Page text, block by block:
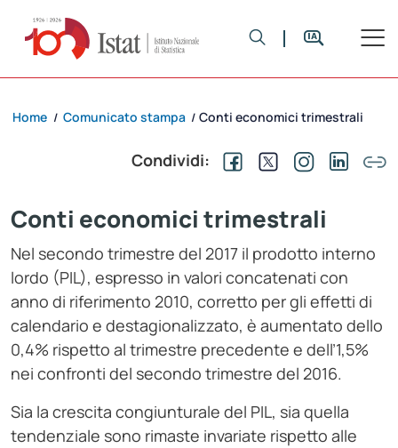
Home / Comunicato stampa / Conti economici trimestrali
Condividi:
Conti economici trimestrali
Nel secondo trimestre del 2017 il prodotto interno
lordo (PIL), espresso in valori concatenati con
anno di riferimento 2010, corretto per gli effetti di
calendario e destagionalizzato, è aumentato dello
0,4% rispetto al trimestre precedente e dell’1,5%
nei confronti del secondo trimestre del 2016.
Sia la crescita congiunturale del PIL, sia quella
tendenziale sono rimaste invariate rispetto alle